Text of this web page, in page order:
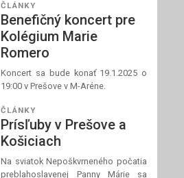
ČLÁNKY
Benefičný koncert pre
Kolégium Marie
Romero
Koncert sa bude konať 19.1.2025 o
19:00 v Prešove v M-Aréne.
ČLÁNKY
Prísľuby v Prešove a
Košiciach
Na sviatok Nepoškvrneného počatia
preblahoslavenej Panny Márie sa